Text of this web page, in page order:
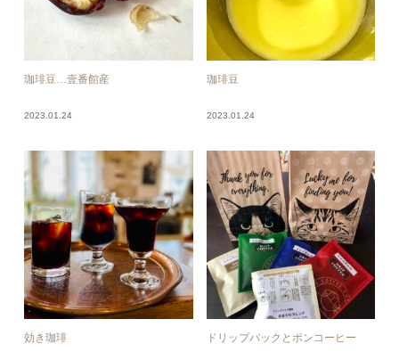
珈琲豆…壹番館産
2023.01.24
珈琲豆
2023.01.24
効き珈琲 ドリップバックとポンコーヒー